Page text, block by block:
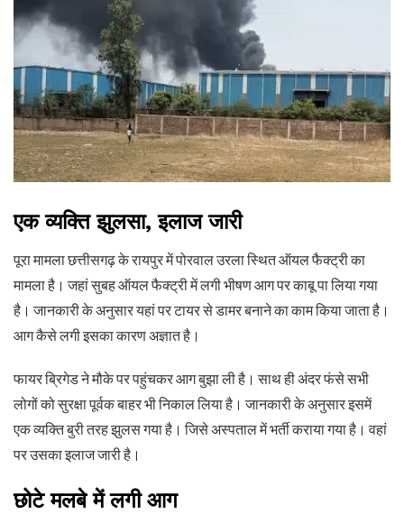
एक व्यक्ति झुलसा, इलाज जारी
पूरा मामला छत्तीसगढ़ के रायपुर में पोरवाल उरला स्थित ऑयल फैक्ट्री का
मामला है। जहां सुबह ऑयल फैक्ट्री में लगी भीषण आग पर काबू पा लिया गया
है। जानकारी के अनुसार यहां पर टायर से डामर बनाने का काम किया जाता है।
आग कैसे लगी इसका कारण अज्ञात है।
फायर ब्रिगेड ने मौके पर पहुंचकर आग बुझा ली है। साथ ही अंदर फंसे सभी
लोगों को सुरक्षा पूर्वक बाहर भी निकाल लिया है। जानकारी के अनुसार इसमें
एक व्यक्ति बुरी तरह झुलस गया है। जिसे अस्पताल में भर्ती कराया गया है। वहां
पर उसका इलाज जारी है।
छोटे मलबे में लगी आग